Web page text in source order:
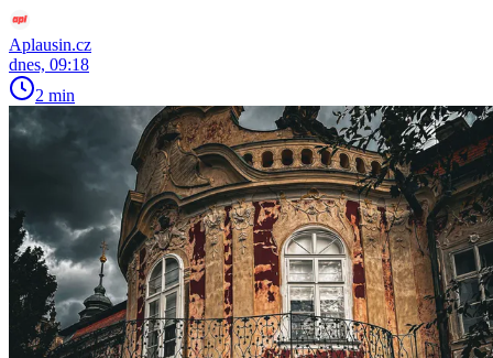
Aplausin.cz
dnes, 09:18
2 min